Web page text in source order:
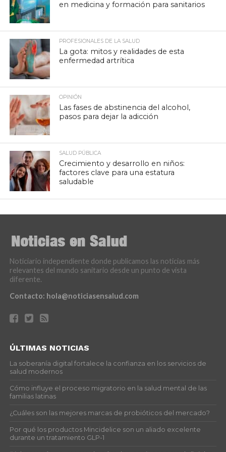
en medicina y formación para sanitarios
PROFESIONALES DE LA SALUD
La gota: mitos y realidades de esta
enfermedad artrítica
OPINIÓN
Las fases de abstinencia del alcohol,
pasos para dejar la adicción
SALUD PÚBLICA
Crecimiento y desarrollo en niños:
factores clave para una estatura
saludable
Noticiario independiente donde publicamos las noticias más
relevantes del mundo sanitario desde un punto de vista
diferente.
Contacto: hola@noticiasensalud.com
ÚLTIMAS NOTICIAS
La soberanía digital fortalece la confianza en los servicios de
salud modernos
Cómo influye el proceso migratorio en la salud mental de las
familias latinas
¿Cuáles son las mejores marcas de probióticos del mercado?
Por qué los productos Mincidelice son un aliado excelente
durante un tratamiento GLP-1